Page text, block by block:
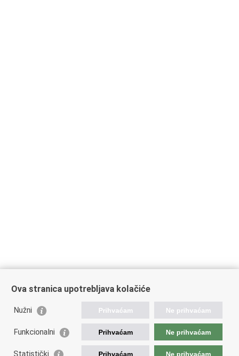
Korisne poveznice
Ova stranica upotrebljava kolačiće
Nužni Prihvaćam Ne prihvaćam
Funkcionalni Prihvaćam Ne prihvaćam
Statistički Prihvaćam Ne prihvaćam